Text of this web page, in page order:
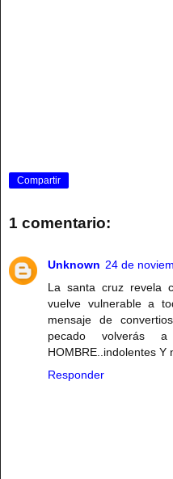
Compartir
1 comentario:
Unknown 24 de
La santa cruz revela
vuelve vulnerable a
mensaje de
pecado volverás
HOMBRE..indolentes Y
Responder